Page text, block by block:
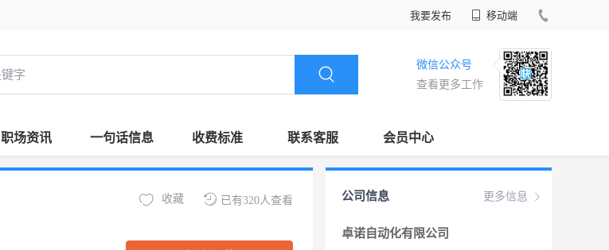
我要发布 移动端
微信公众号
查看更多工作
职场资讯 一句话信息 收费标准 联系客服 会员中心
已有320人查看
收藏 更多信息
公司信息
卓诺自动化有限公司